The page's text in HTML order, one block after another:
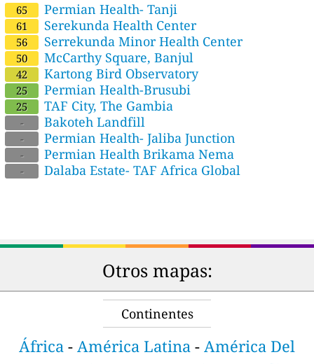
65 Permian Health- Tanji
61 Serekunda Health Center
56 Serrekunda Minor Health Center
50 McCarthy Square, Banjul
42 Kartong Bird Observatory
25 Permian Health-Brusubi
25 TAF City, The Gambia
- Bakoteh Landfill
- Permian Health- Jaliba Junction
- Permian Health Brikama Nema
- Dalaba Estate- TAF Africa Global
Otros mapas:
Continentes
África - América Latina - América Del